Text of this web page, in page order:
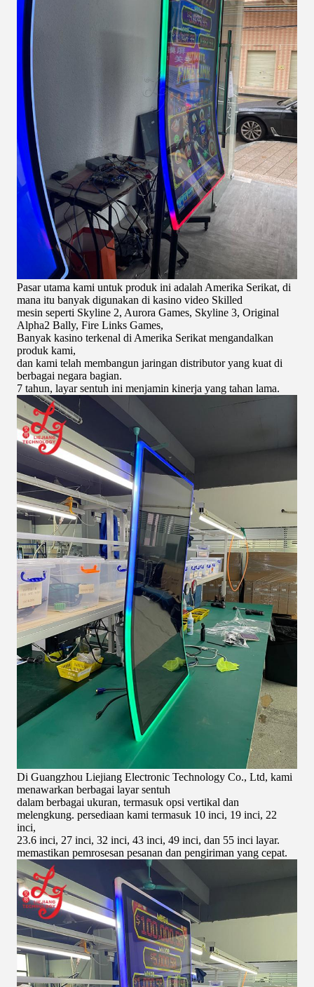
Pasar utama kami untuk produk ini adalah Amerika Serikat, di
mana itu banyak digunakan di kasino video Skilled
mesin seperti Skyline 2, Aurora Games, Skyline 3, Original
Alpha2 Bally, Fire Links Games,
Banyak kasino terkenal di Amerika Serikat mengandalkan
produk kami,
dan kami telah membangun jaringan distributor yang kuat di
berbagai negara bagian.
7 tahun, layar sentuh ini menjamin kinerja yang tahan lama.
Di Guangzhou Liejiang Electronic Technology Co., Ltd, kami
menawarkan berbagai layar sentuh
dalam berbagai ukuran, termasuk opsi vertikal dan
melengkung. persediaan kami termasuk 10 inci, 19 inci, 22
inci,
23.6 inci, 27 inci, 32 inci, 43 inci, 49 inci, dan 55 inci layar.
memastikan pemrosesan pesanan dan pengiriman yang cepat.